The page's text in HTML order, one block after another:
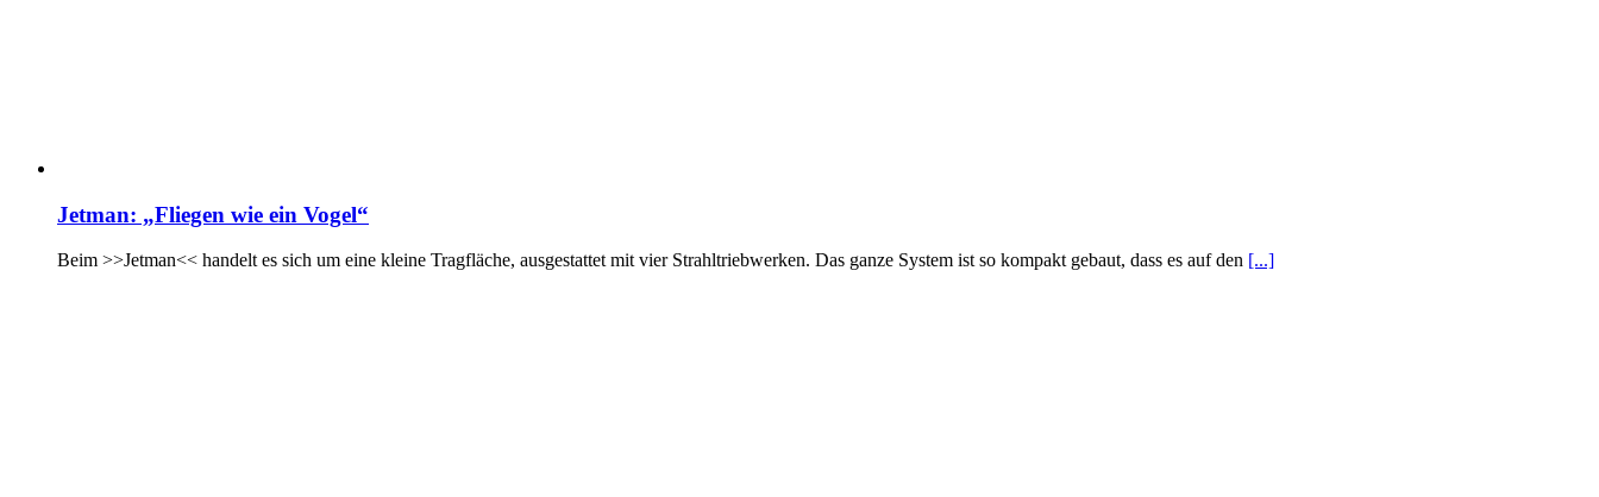
Jetman: „Fliegen wie ein Vogel“
Beim >>Jetman<< handelt es sich um eine kleine Tragfläche, ausgestattet mit vier Strahltriebwerken. Das ganze System ist so kompakt gebaut, dass es auf den [...]